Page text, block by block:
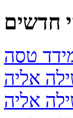
חדשים
טסה
אליה
אליה